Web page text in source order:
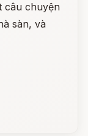
câu chuyện
sàn, và